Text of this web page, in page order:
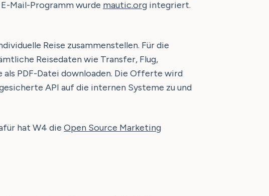
Mail-Programm wurde mautic.org integriert.
Reise zusammenstellen. Für die
Reisedaten wie Transfer, Flug,
PDF-Datei downloaden. Die Offerte wird
API auf die internen Systeme zu und
hat W4 die Open Source Marketing